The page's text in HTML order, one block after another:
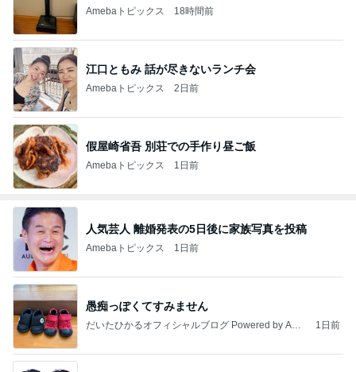
Amebaトピックス 18時間前
江口ともみ 話が尽きないランチ会
Amebaトピックス 2日前
假屋崎省吾 別荘での手作り昼ご飯
Amebaトピックス 1日前
人気芸人 離婚発表の5日後に家族写真を投稿
Amebaトピックス 1日前
愚痴っぽくてすみません
だいたひかるオフィシャルブログ Powered by Ame
1日前